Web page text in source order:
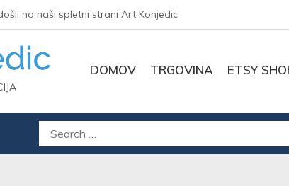
na naši spletni strani Art Konjedic
DOMOV TRGOVINA ETSY
Išči: